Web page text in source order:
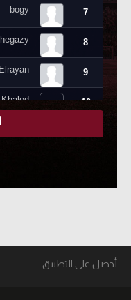
أحصل على التطبيق